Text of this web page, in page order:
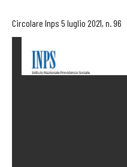
Circolare Inps 5 luglio 2021, n. 96